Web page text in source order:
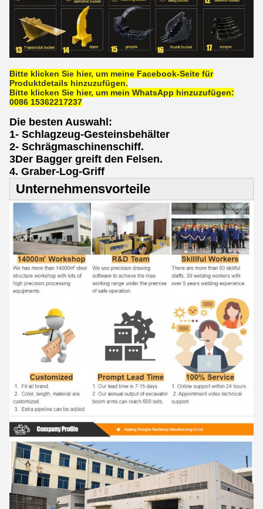
Bitte klicken Sie hier, um meine Facebook-Seite für
Produktdetails hinzuzufügen.
Bitte klicken Sie hier, um mein WhatsApp hinzuzufügen:
0086 15362217237
Die besten Auswahl:
1- Schlagzeug-Gesteinsbehälter
2- Schrägmaschinenschiff.
3Der Bagger greift den Felsen.
4. Graber-Log-Griff
Unternehmensvorteile